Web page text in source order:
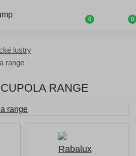
0 0
lustry
range
RANGE